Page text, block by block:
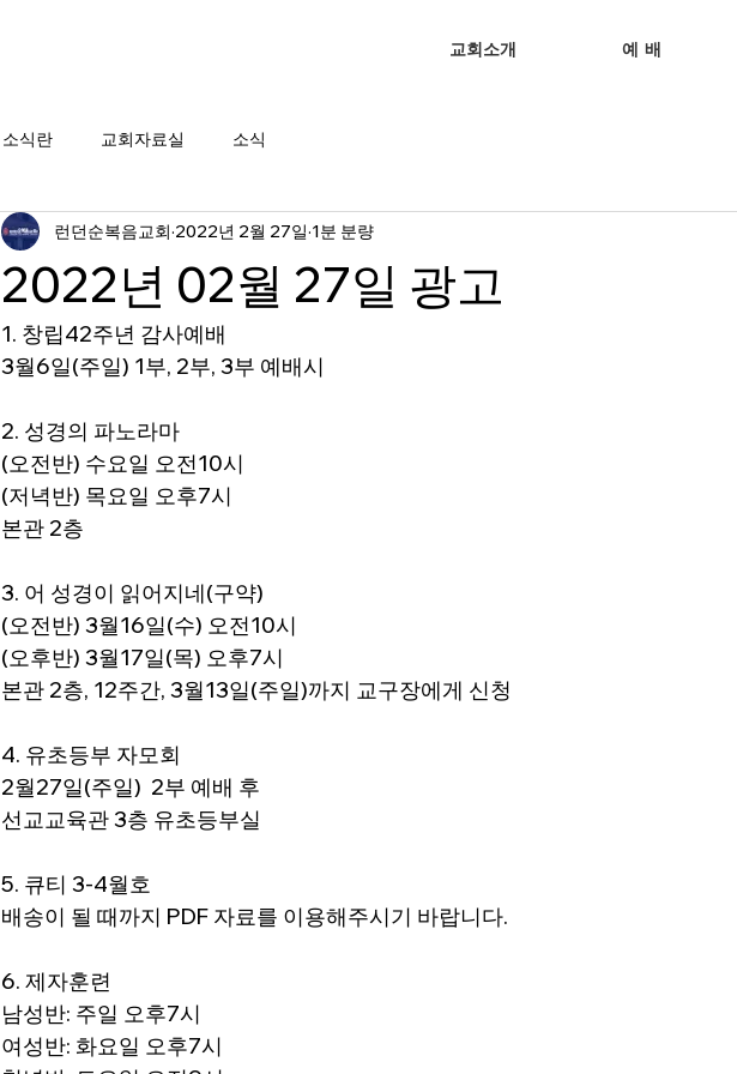
교회소개 예 배
식란 교회자료실 소식
2022년 02월 27일 광고
런던순복음교회 2022년 2월 27일 1분 분량
1. 창립42주년 감사예배
3월6일(주일) 1부, 2부, 3부 예배시
2. 성경의 파노라마
(오전반) 수요일 오전10시
(저녁반) 목요일 오후7시
본관 2층
3. 어 성경이 읽어지네(구약)
(오전반) 3월16일(수) 오전10시
(오후반) 3월17일(목) 오후7시
본관 2층, 12주간, 3월13일(주일)까지 교구장에게 신청
4. 유초등부 자모회
2월27일(주일)  2부 예배 후
선교교육관 3층 유초등부실
5. 큐티 3-4월호
배송이 될 때까지 PDF 자료를 이용해주시기 바랍니다.
6. 제자훈련
남성반: 주일 오후7시
여성반: 화요일 오후7시